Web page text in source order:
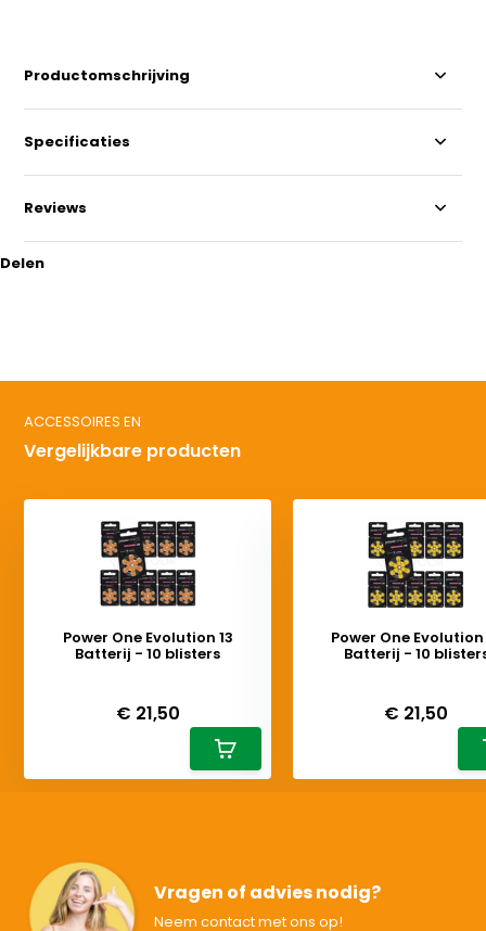
Productomschrijving
Specificaties
Reviews
Delen
ACCESSOIRES EN
Vergelijkbare producten
Power One Evolution 13
Batterij - 10 blisters
€ 21,50
Power One Evolution
Batterij - 10
€ 21,50
Vragen of advies nodig?
Neem contact met ons op!